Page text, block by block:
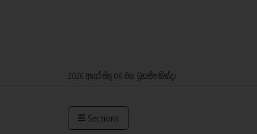
2026 අගෝස්තු 06 වන බ්‍රහස්පතින්දා
Sections